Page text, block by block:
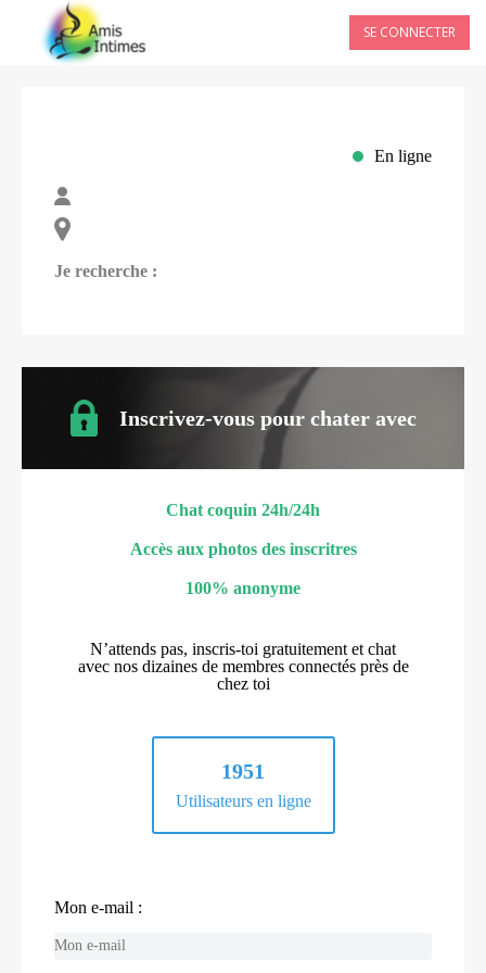
SE CONNECTER
En ligne
Je recherche :
Inscrivez-vous pour chater avec
Chat coquin 24h/24h
Accès aux photos des inscritres
100% anonyme
N’attends pas, inscris-toi gratuitement et chat
avec nos dizaines de membres connectés près de
chez toi
1951
Utilisateurs en ligne
Mon e-mail :